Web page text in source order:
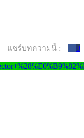
แชร์บทความนี้ : 0